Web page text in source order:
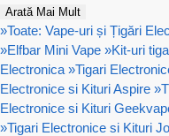
Arată Mai Mult
»Toate: Vape-uri și Țigări
»Elfbar Mini Vape »Kit-uri
Electronica »Tigari
Electronice si Kituri Aspire »
Electronice si Kituri
»Tigari Electronice si Kituri